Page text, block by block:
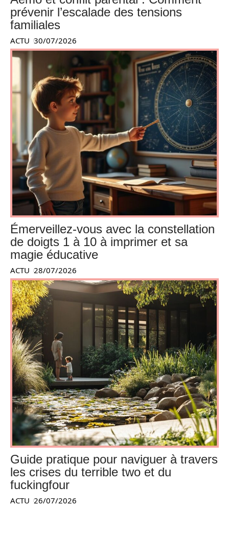
prévenir l’escalade des tensions
familiales
ACTU 30/07/2026
Émerveillez-vous avec la constellation
de doigts 1 à 10 à imprimer et sa
magie éducative
ACTU 28/07/2026
Guide pratique pour naviguer à travers
les crises du terrible two et du
fuckingfour
ACTU 26/07/2026